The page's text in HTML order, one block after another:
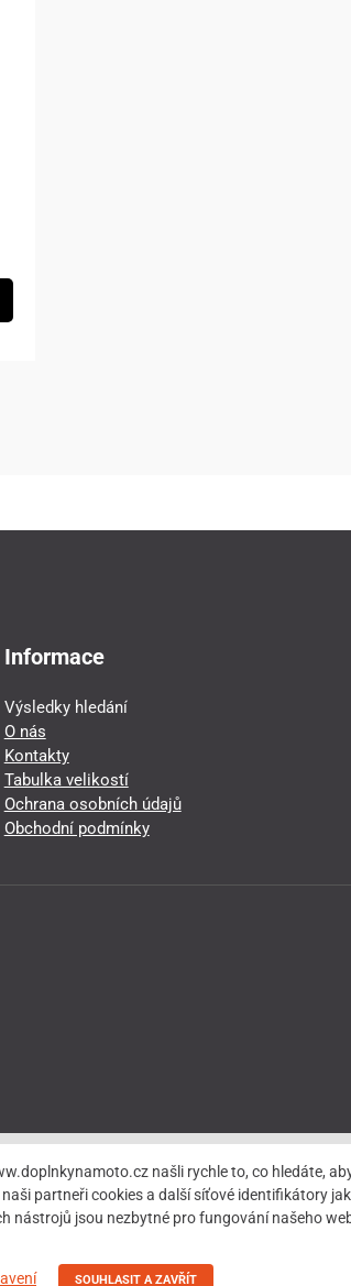
Informace
Výsledky hledání
O nás
Kontakty
Tabulka velikostí
Ochrana osobních údajů
Obchodní podmínky
našli rychle to, co hledáte,
partneři cookies a další síťové identifikátory
nástrojů jsou nezbytné pro fungování našeho
SOUHLASIT A ZAVŘÍT